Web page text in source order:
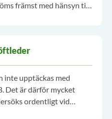
främst med hänsyn till
inte upptäckas med
Det är därför mycket
ordentligt vid